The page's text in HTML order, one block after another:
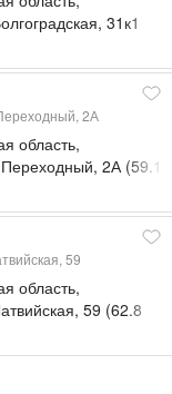
31к1
2А
область,
2А (59.1
59
область,
59 (62.8